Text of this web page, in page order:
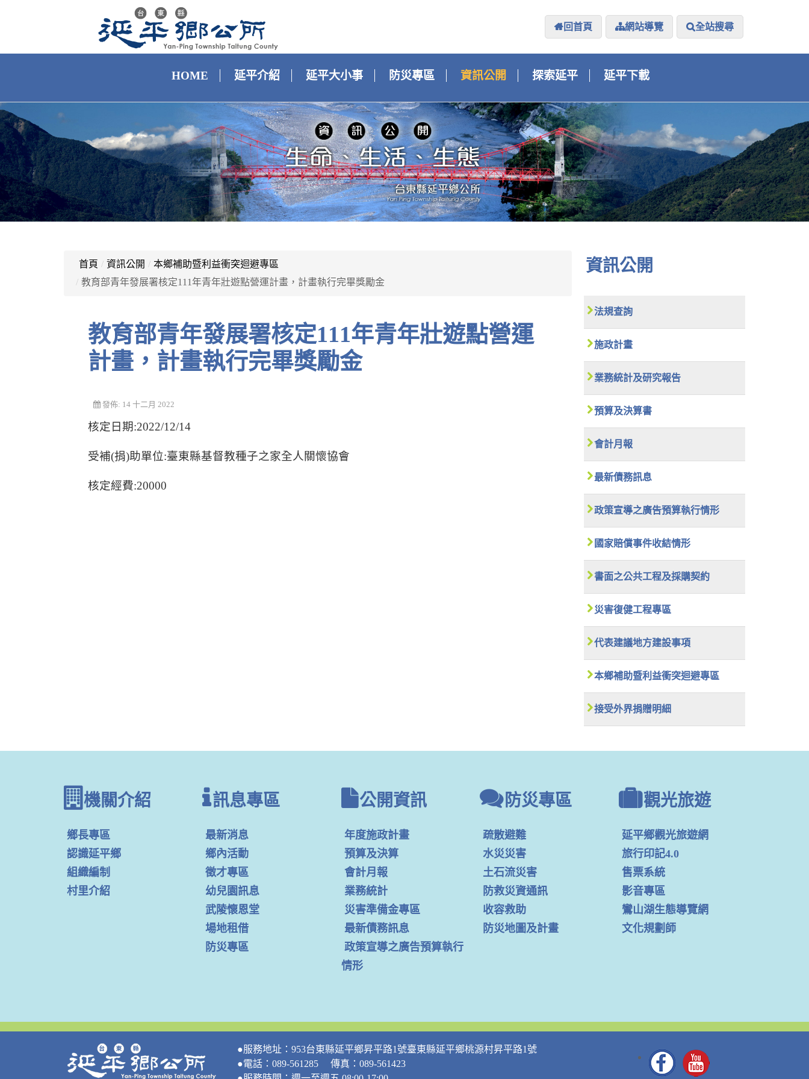
回首頁 網站導覽 全站搜尋
HOME 延平介紹 延平大小事 防災專區 資訊公開 探索延平 延平下載
首頁 / 資訊公開 / 本鄉補助暨利益衝突迴避專區
/ 教育部青年發展署核定111年青年壯遊點營運計畫，計畫執行完畢獎勵金
教育部青年發展署核定111年青年壯遊點營運
計畫，計畫執行完畢獎勵金
發佈: 14 十二月 2022
核定日期:2022/12/14
受補(捐)助單位:臺東縣基督教種子之家全人關懷協會
核定經費:20000
資訊公開
法規查詢
施政計畫
業務統計及研究報告
預算及決算書
會計月報
最新債務訊息
政策宣導之廣告預算執行情形
國家賠償事件收結情形
書面之公共工程及採購契約
災害復健工程專區
代表建議地方建設事項
本鄉補助暨利益衝突迴避專區
接受外界捐贈明細
機關介紹
鄉長專區
認識延平鄉
組織編制
村里介紹
訊息專區
最新消息
鄉內活動
徵才專區
幼兒園訊息
武陵懷恩堂
場地租借
防災專區
公開資訊
年度施政計畫
預算及決算
會計月報
業務統計
災害準備金專區
最新債務訊息
政策宣導之廣告預算執行
情形
防災專區
疏散避難
水災災害
土石流災害
防救災資通訊
收容救助
防災地圖及計畫
觀光旅遊
延平鄉觀光旅遊網
旅行印記4.0
售票系統
影音專區
鸞山湖生態導覽網
文化規劃師
●服務地址：953台東縣延平鄉昇平路1號臺東縣延平鄉桃源村昇平路1號
●電話：089-561285 傳真：089-561423